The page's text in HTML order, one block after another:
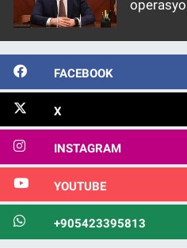
FACEBOOK
X
INSTAGRAM
YOUTUBE
+905423395813